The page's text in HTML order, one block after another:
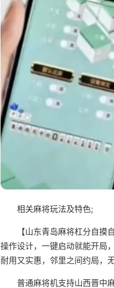
相关麻将玩法及特色;
【山东青岛麻将杠分自
操作设计，一键启动就能开局
耐用又实惠，邻里之间约局，
普通麻将机支持山西晋中